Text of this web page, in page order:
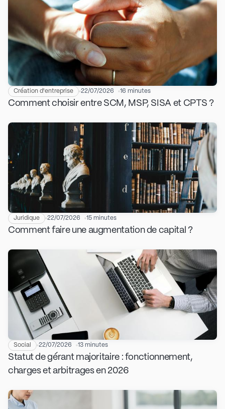
Création d'entreprise 22/07/2026 16 minutes
Comment choisir entre SCM, MSP, SISA et CPTS ?
Juridique 22/07/2026 15 minutes
Comment faire une augmentation de capital ?
Social 22/07/2026 13 minutes
Statut de gérant majoritaire : fonctionnement,
charges et arbitrages en 2026